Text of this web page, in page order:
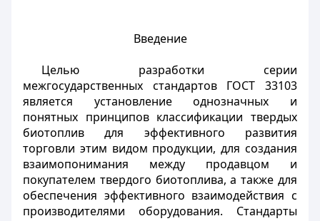
Введение
Целью разработки серии
межгосударственных стандартов ГОСТ 33103
является установление однозначных и
понятных принципов классификации твердых
биотоплив для эффективного развития
торговли этим видом продукции, для создания
взаимопонимания между продавцом и
покупателем твердого биотоплива, а также для
обеспечения эффективного взаимодействия с
производителями оборудования. Стандарты